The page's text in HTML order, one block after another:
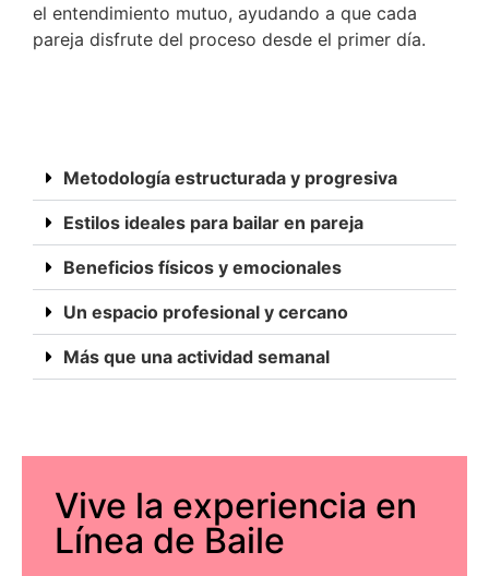
el entendimiento mutuo, ayudando a que cada
pareja disfrute del proceso desde el primer día.
Metodología estructurada y progresiva
Estilos ideales para bailar en pareja
Beneficios físicos y emocionales
Un espacio profesional y cercano
Más que una actividad semanal
Vive la experiencia en
Línea de Baile